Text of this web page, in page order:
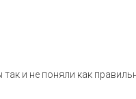
и не поняли как